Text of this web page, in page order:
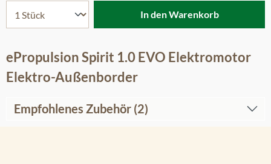
In den Warenkorb
ePropulsion Spirit 1.0 EVO Elektromotor
Elektro-Außenborder
Empfohlenes Zubehör (2)